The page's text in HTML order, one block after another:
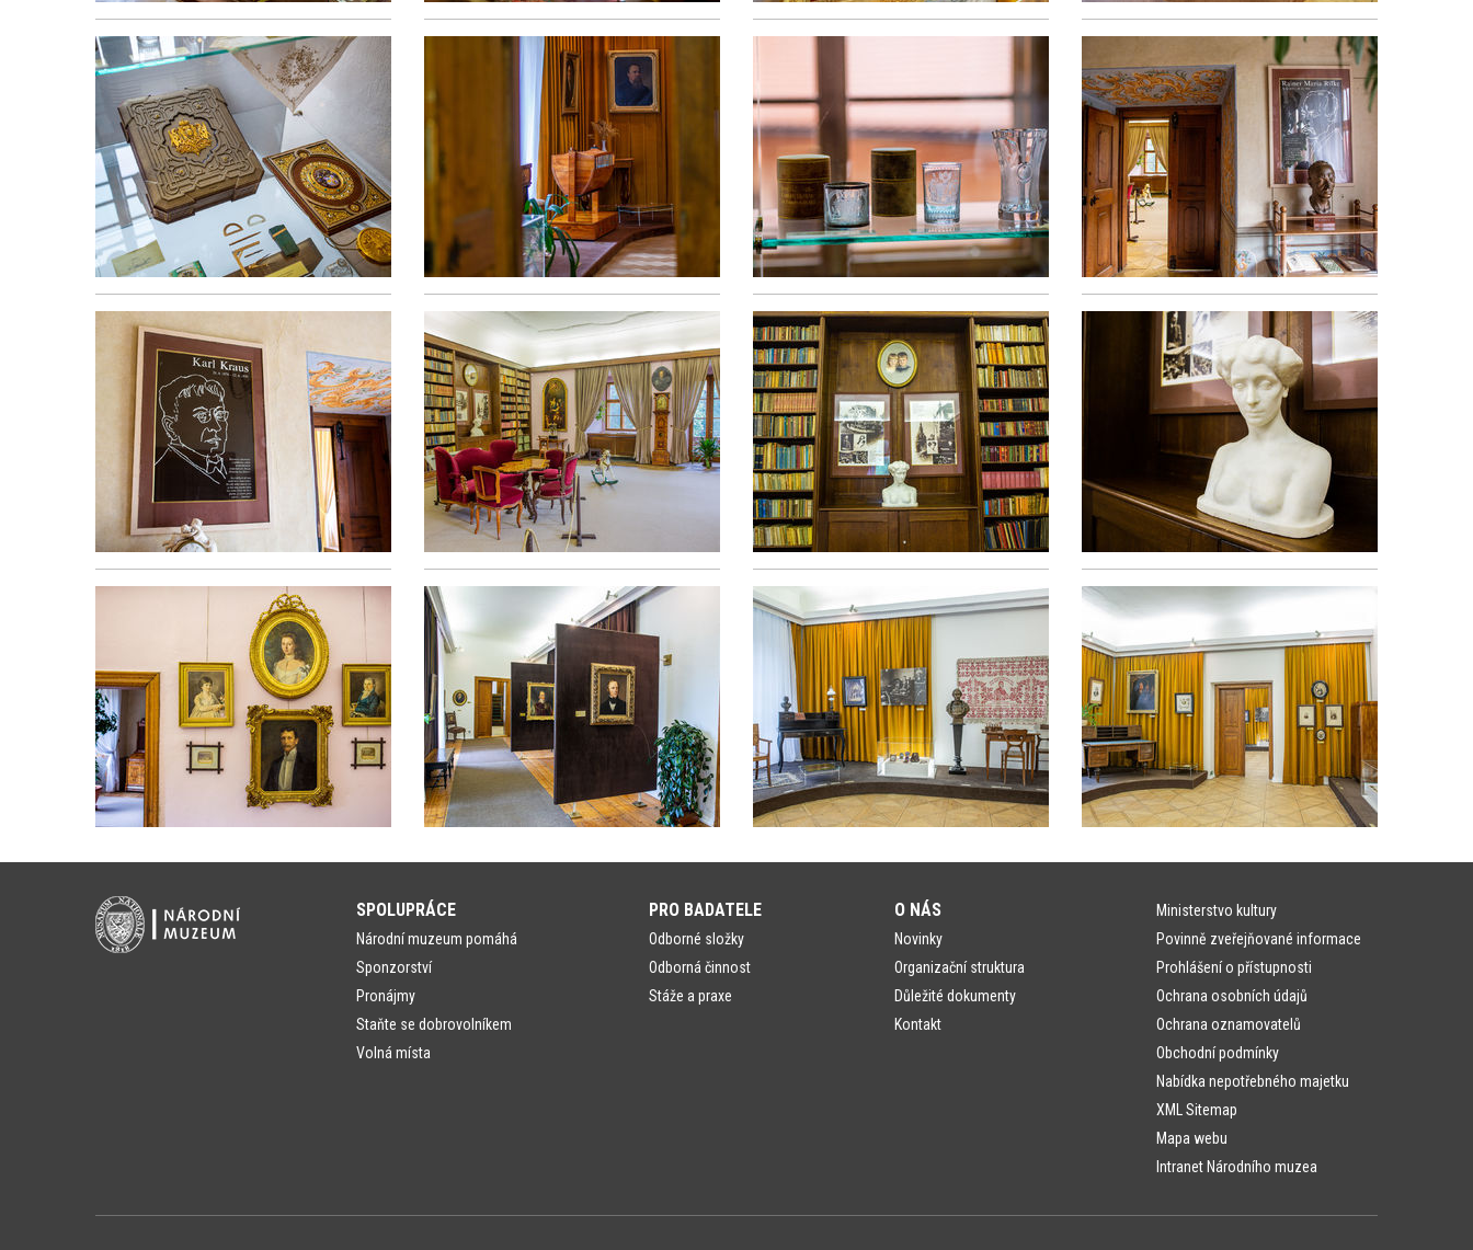
SPOLUPRÁCE
Národní muzeum pomáhá
Sponzorství
Pronájmy
Staňte se dobrovolníkem
Volná místa
PRO BADATELE
Odborné složky
Odborná činnost
Stáže a praxe
O NÁS
Novinky
Organizační struktura
Důležité dokumenty
Kontakt
Ministerstvo kultury
Povinně zveřejňované informace
Prohlášení o přístupnosti
Ochrana osobních údajů
Ochrana oznamovatelů
Obchodní podmínky
Nabídka nepotřebného majetku
XML Sitemap
Mapa webu
Intranet Národního muzea